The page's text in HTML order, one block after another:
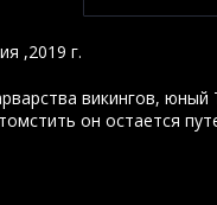
,2019 г.
викингов,
он остается